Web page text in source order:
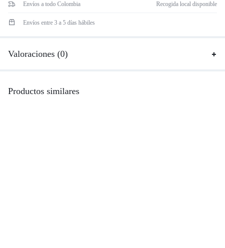
Envíos a todo Colombia Recogida local disponible
Envíos entre 3 a 5 días hábiles
Valoraciones (0)
Productos similares